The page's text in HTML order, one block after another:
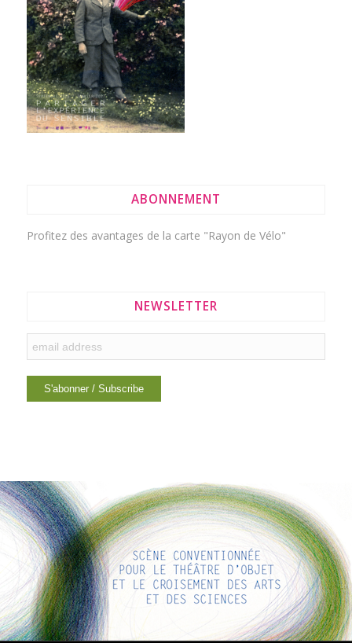
ABONNEMENT
Profitez des avantages de la carte "Rayon de Vélo"
NEWSLETTER
LIENS INTÉRESSANTS
Voici quelques liens intéressants pour vous ! Appréciez votre
séjour :)